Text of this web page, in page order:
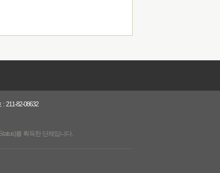
211-82-08632
를 획득한 단체입니다.